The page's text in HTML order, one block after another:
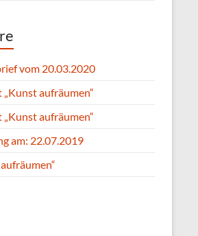
vom 20.03.2020
aufräumen“
aufräumen“
am: 22.07.2019